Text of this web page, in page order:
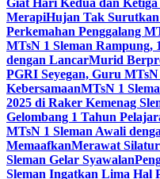
Giat Hari Kedua dan
MerapiHujan Tak Surutkan
Perkemahan Penggalang
MTsN 1 Sleman
dengan LancarMurid
PGRI Seyegan, Guru
KebersamaanMTsN 1
2025 di Raker Kemenag
Gelombang 1 Tahun
MTsN 1 Sleman Awali
MemaafkanMerawat
Sleman Gelar Syawalan
Sleman Ingatkan Lima Hal